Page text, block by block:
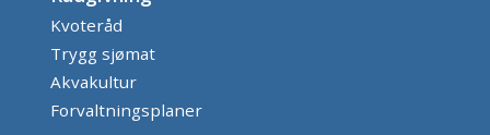
Kvoteråd
Trygg sjømat
Akvakultur
Forvaltningsplaner